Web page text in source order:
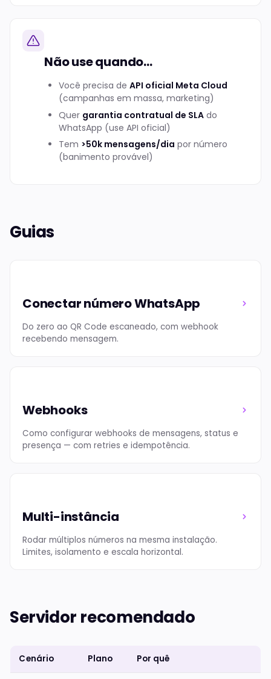
Não use quando...
Você precisa de API oficial Meta Cloud
(campanhas em massa, marketing)
Quer garantia contratual de SLA do
WhatsApp (use API oficial)
Tem >50k mensagens/dia por número
(banimento provável)
Guias
Conectar número WhatsApp
Do zero ao QR Code escaneado, com webhook
recebendo mensagem.
Webhooks
Como configurar webhooks de mensagens, status e
presença — com retries e idempotência.
Multi-instância
Rodar múltiplos números na mesma instalação.
Limites, isolamento e escala horizontal.
Servidor recomendado
Cenário Plano Por quê